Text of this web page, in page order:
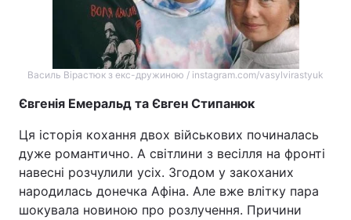
Василь Вірастюк з екс-дружиною / instagram.com/vasylvirastyuk
Євгенія Емеральд та Євген Стипанюк
Ця історія кохання двох військових починалась
дуже романтично. А світлини з весілля на фронті
навесні розчулили усіх. Згодом у закоханих
народилась донечка Афіна. Але вже влітку пара
шокувала новиною про розлучення. Причини